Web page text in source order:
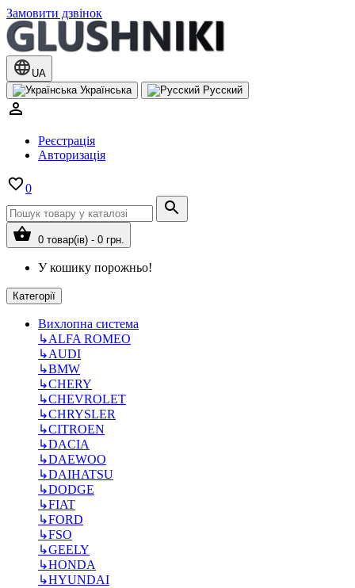
Замовити дзвінок
UA
Українська
Русский
Реєстрація
Авторизація
0
0 товар(ів) - 0 грн.
У кошику порожньо!
Категорії
Вихлопна система
↳ALFA ROMEO
↳AUDI
↳BMW
↳CHERY
↳CHEVROLET
↳CHRYSLER
↳CITROEN
↳DACIA
↳DAEWOO
↳DAIHATSU
↳DODGE
↳FIAT
↳FORD
↳FSO
↳GEELY
↳HONDA
↳HYUNDAI